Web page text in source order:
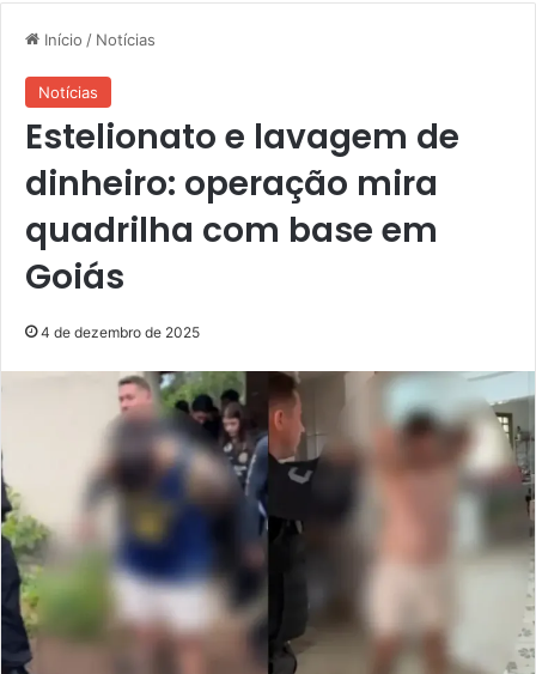
Início / Notícias
Notícias
Estelionato e lavagem de
dinheiro: operação mira
quadrilha com base em
Goiás
4 de dezembro de 2025